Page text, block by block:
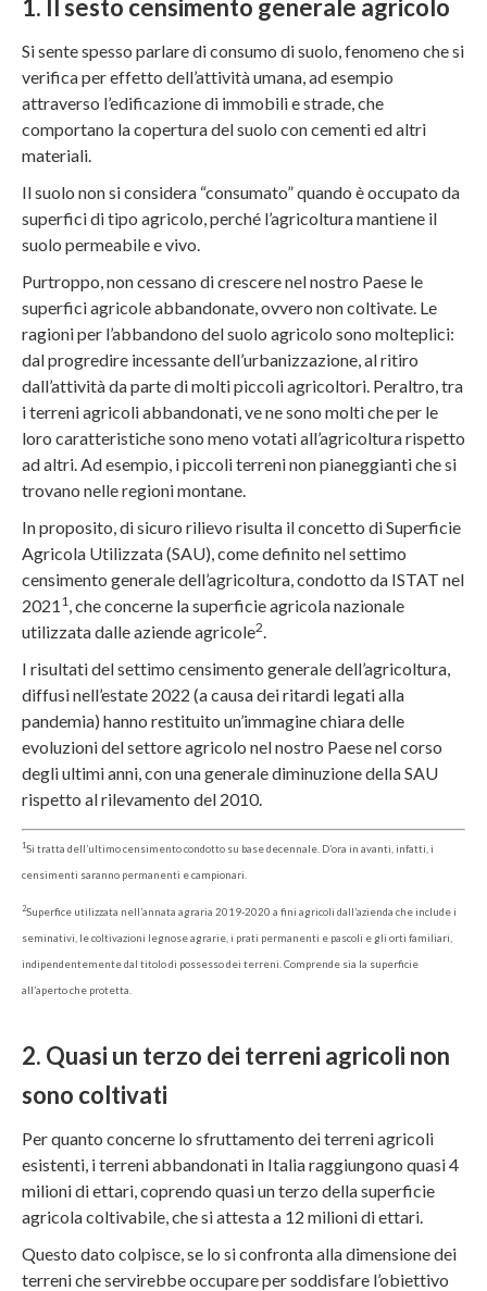
1. Il sesto censimento generale agricolo
Si sente spesso parlare di consumo di suolo, fenomeno che si
verifica per effetto dell’attività umana, ad esempio
attraverso l’edificazione di immobili e strade, che
comportano la copertura del suolo con cementi ed altri
materiali.
Il suolo non si considera “consumato” quando è occupato da
superfici di tipo agricolo, perché l’agricoltura mantiene il
suolo permeabile e vivo.
Purtroppo, non cessano di crescere nel nostro Paese le
superfici agricole abbandonate, ovvero non coltivate. Le
ragioni per l’abbandono del suolo agricolo sono molteplici:
dal progredire incessante dell’urbanizzazione, al ritiro
dall’attività da parte di molti piccoli agricoltori. Peraltro, tra
i terreni agricoli abbandonati, ve ne sono molti che per le
loro caratteristiche sono meno votati all’agricoltura rispetto
ad altri. Ad esempio, i piccoli terreni non pianeggianti che si
trovano nelle regioni montane.
In proposito, di sicuro rilievo risulta il concetto di Superficie
Agricola Utilizzata (SAU), come definito nel settimo
censimento generale dell’agricoltura, condotto da ISTAT nel
2021 1, che concerne la superficie agricola nazionale
utilizzata dalle aziende agricole2.
I risultati del settimo censimento generale dell’agricoltura,
diffusi nell’estate 2022 (a causa dei ritardi legati alla
pandemia) hanno restituito un’immagine chiara delle
evoluzioni del settore agricolo nel nostro Paese nel corso
degli ultimi anni, con una generale diminuzione della SAU
rispetto al rilevamento del 2010.
1Si tratta dell’ultimo censimento condotto su base decennale. D’ora in avanti, infatti, i
censimenti saranno permanenti e campionari.
2Superfice utilizzata nell’annata agraria 2019-2020 a fini agricoli dall’azienda che include i
seminativi, le coltivazioni legnose agrarie, i prati permanenti e pascoli e gli orti familiari,
indipendentemente dal titolo di possesso dei terreni. Comprende sia la superficie
all’aperto che protetta.
2. Quasi un terzo dei terreni agricoli non
sono coltivati
Per quanto concerne lo sfruttamento dei terreni agricoli
esistenti, i terreni abbandonati in Italia raggiungono quasi 4
milioni di ettari, coprendo quasi un terzo della superficie
agricola coltivabile, che si attesta a 12 milioni di ettari.
Questo dato colpisce, se lo si confronta alla dimensione dei
terreni che servirebbe occupare per soddisfare l’obiettivo